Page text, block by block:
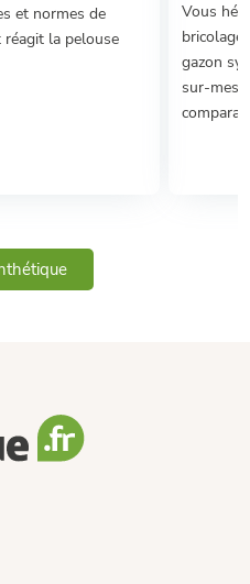
et normes de
réagit la pelouse
Vous
bricolage
gazon
sur-